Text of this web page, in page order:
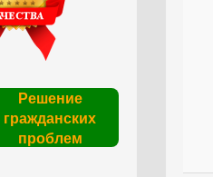
Решение
гражданских
проблем